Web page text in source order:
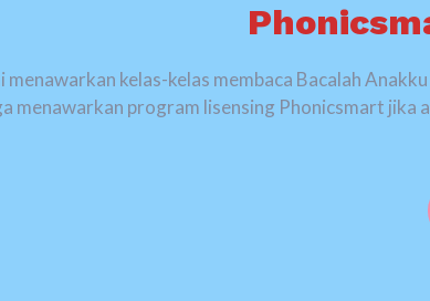
menawarkan kelas-kelas membaca Bacalah
menawarkan program lisensing Phonicsmart jika